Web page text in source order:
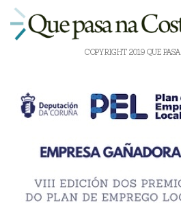
COPYRIGHT 2019 QUE